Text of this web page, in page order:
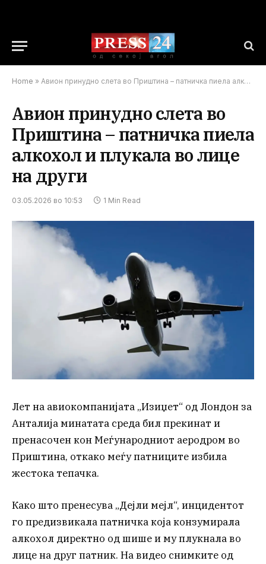
Home » Авион принудно слета во Приштина – патничка пиела алкохол и плукала во лице на други
Авион принудно слета во
Приштина – патничка пиела
алкохол и плукала во лице
на други
03.05.2026 во 10:53 1 Min Read
Лет на авиокомпанијата „Изиџет“ од Лондон за
Анталија минатата среда бил прекинат и
пренасочен кон Меѓународниот аеродром во
Приштина, откако меѓу патниците избила
жестока тепачка.
Како што пренесува „Дејли мејл“, инцидентот
го предизвикала патничка која конзумирала
алкохол директно од шише и му плукнала во
лице на друг патник. На видео снимките од